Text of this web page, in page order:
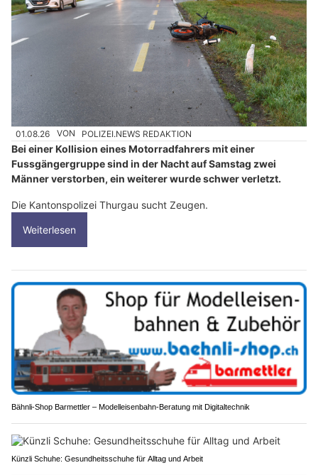
01.08.26 VON POLIZEI.NEWS REDAKTION
Bei einer Kollision eines Motorradfahrers mit einer
Fussgängergruppe sind in der Nacht auf Samstag zwei
Männer verstorben, ein weiterer wurde schwer verletzt.
Die Kantonspolizei Thurgau sucht Zeugen.
Weiterlesen
Bähnli-Shop Barmettler – Modelleisenbahn-Beratung mit Digitaltechnik
Künzli Schuhe: Gesundheitsschuhe für Alltag und Arbeit